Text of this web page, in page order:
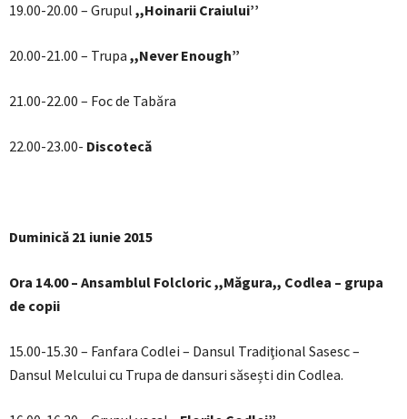
19.00-20.00 – Grupul ,,Hoinarii Craiului’’
20.00-21.00 – Trupa ,,Never Enough”
21.00-22.00 – Foc de Tabăra
22.00-23.00- Discotecă
Duminică 21 iunie 2015
Ora 14.00 – Ansamblul Folcloric ,,Măgura,, Codlea – grupa
de copii
15.00-15.30 – Fanfara Codlei – Dansul Tradiţional Sasesc –
Dansul Melcului cu Trupa de dansuri săsești din Codlea.